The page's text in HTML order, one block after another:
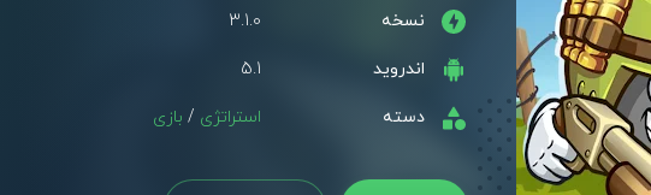
نسخه 3.1.0
اندروید 5.1
دسته استراتژی / بازی